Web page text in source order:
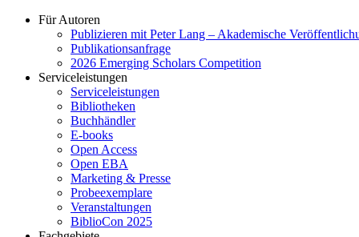
Für Autoren
Publizieren mit Peter Lang – Akademische
Publikationsanfrage
2026 Emerging Scholars Competition
Serviceleistungen
Serviceleistungen
Bibliotheken
Buchhändler
E-books
Open Access
Open EBA
Marketing & Presse
Probeexemplare
Veranstaltungen
BiblioCon 2025